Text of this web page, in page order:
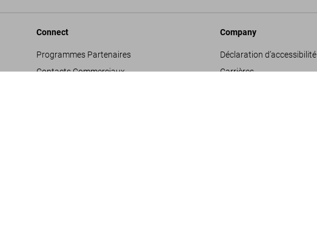
Connect
Programmes Partenaires
Contacts Commerciaux
Company
Déclaration d’accessibilité
Carrières